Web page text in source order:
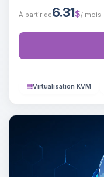
À partir de6.31 $/ mois
Virtualisation KVM